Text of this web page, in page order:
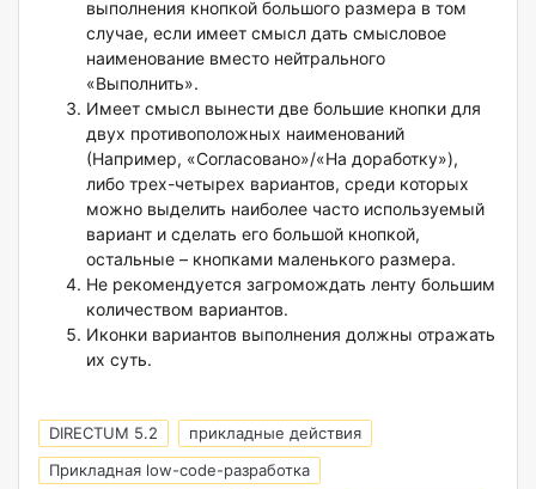
выполнения кнопкой большого размера в том
случае, если имеет смысл дать смысловое
наименование вместо нейтрального
«Выполнить».
Имеет смысл вынести две большие кнопки для
двух противоположных наименований
(Например, «Согласовано»/«На доработку»),
либо трех-четырех вариантов, среди которых
можно выделить наиболее часто используемый
вариант и сделать его большой кнопкой,
остальные – кнопками маленького размера.
Не рекомендуется загромождать ленту большим
количеством вариантов.
Иконки вариантов выполнения должны отражать
их суть.
DIRECTUM 5.2
прикладные действия
Прикладная low-code-разработка